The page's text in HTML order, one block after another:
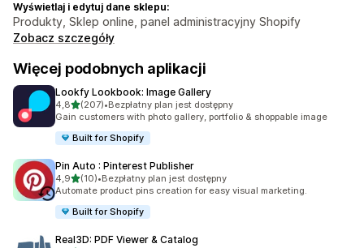
Wyświetlaj i edytuj dane sklepu:
Produkty, Sklep online, panel administracyjny Shopify
Zobacz szczegóły
Więcej podobnych aplikacji
Lookfy Lookbook: Image Gallery
4,8na 5 gwiazdek
(207)
Łączna liczba recenzji: 207
•Bezpłatny plan jest dostępny
Gain customers with photo gallery, portfolio & shoppable image
Built for Shopify
Pin Auto : Pinterest Publisher
4,9na 5 gwiazdek
(10)
Łączna liczba recenzji: 10
•Bezpłatny plan jest dostępny
Automate product pins creation for easy visual marketing.
Built for Shopify
Real3D: PDF Viewer & Catalog